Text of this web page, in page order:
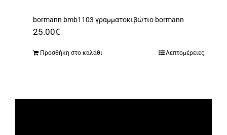
bormann bmb1103 γραμματοκιβώτιο bormann
25.00€
Προσθήκη στο καλάθι Λεπτομέρειες